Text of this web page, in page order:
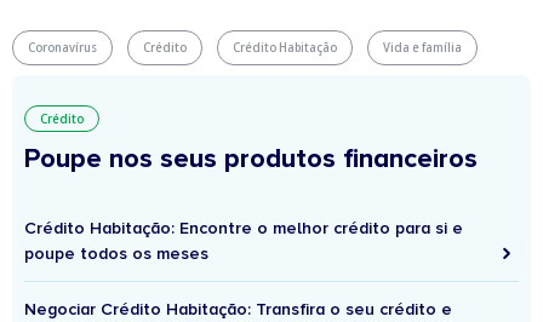
Coronavírus Crédito Crédito Habitação Vida e família
Crédito
Poupe nos seus produtos financeiros
Crédito Habitação: Encontre o melhor crédito para si e
poupe todos os meses
Negociar Crédito Habitação: Transfira o seu crédito e